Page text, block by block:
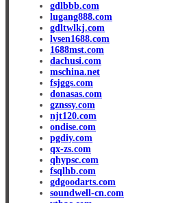
gdlbbb.com
lugang888.com
gdltwlkj.com
lvsen1688.com
1688mst.com
dachusi.com
mschina.net
fsjggs.com
donasas.com
gznssy.com
njt120.com
ondise.com
pgdiy.com
qx-zs.com
qhypsc.com
fsqlhb.com
gdgoodarts.com
soundwell-cn.com